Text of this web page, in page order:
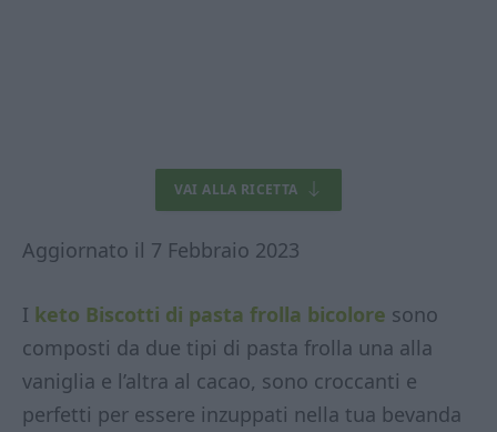
VAI ALLA RICETTA
Aggiornato il 7 Febbraio 2023
I keto Biscotti di pasta frolla bicolore sono
composti da due tipi di pasta frolla una alla
vaniglia e l’altra al cacao, sono croccanti e
perfetti per essere inzuppati nella tua bevanda